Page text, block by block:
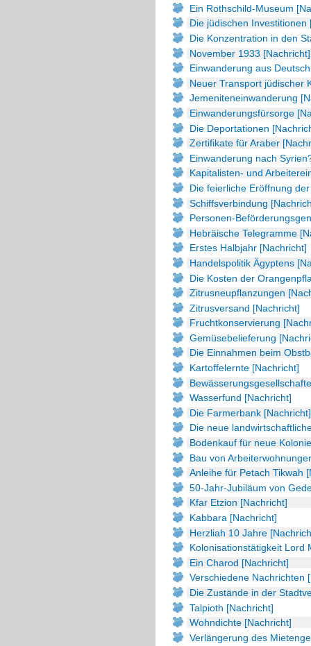
Ein Rothschild-Museum
Die jüdischen Investitionen
Die Konzentration in den
November 1933 [Nachricht]
Einwanderung aus
Neuer Transport jüdischer
Jemeniteneinwanderung
Einwanderungsfürsorge
Die Deportationen
Zertifikate für Araber
Einwanderung nach
Kapitalisten- und
Die feierliche Eröffnung
Schiffsverbindung
Personen-
Hebräische Telegramme
Erstes Halbjahr [Nachricht]
Handelspolitik Ägyptens
Die Kosten der
Zitrusneupflanzungen
Zitrusversand [Nachricht]
Fruchtkonservierung
Gemüsebelieferung
Die Einnahmen beim
Kartoffelernte [Nachricht]
Wasserfund [Nachricht]
Die Farmerbank [Nachricht]
Die neue
Bodenkauf für neue
Bau von
Anleihe für Petach Tikwah
50-Jahr-Jubiläum von
Kfar Etzion [Nachricht]
Kabbara [Nachricht]
Herzliah 10 Jahre
Kolonisationstätigkeit Lord
Ein Charod [Nachricht]
Verschiedene Nachrichten
Die Zustände in der
Talpioth [Nachricht]
Wohndichte [Nachricht]
Verlängerung des